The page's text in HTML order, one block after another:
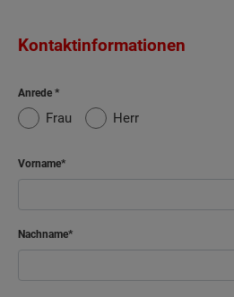
Kontaktinformationen
Anrede
Frau Herr
Vorname
Nachname